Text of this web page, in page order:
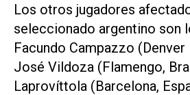
Los otros jugadores
seleccionado argentino son
Facundo Campazzo (Denver
José Vildoza (Flamengo,
Laprovíttola (Barcelona,